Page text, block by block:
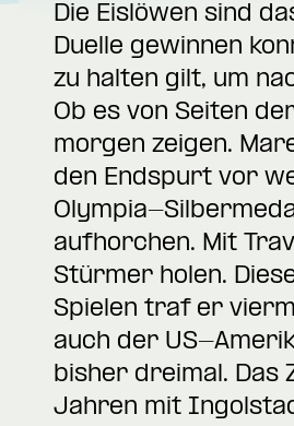
Die Eislöwen sind
Duelle gewinnen
zu halten gilt, um
Ob es von Seiten
morgen zeigen.
den Endspurt vor
Olympia-
aufhorchen. Mit
Stürmer holen.
Spielen traf er
auch der US-
bisher dreimal. Das
Jahren mit